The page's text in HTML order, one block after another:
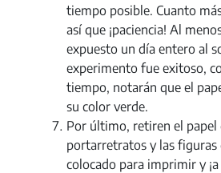
tiempo posible. Cuanto
así que ¡paciencia! Al
expuesto un día entero al
experimento fue exitoso,
tiempo, notarán que el
su color verde.
Por último, retiren el papel
portarretratos y las figuras
colocado para imprimir y